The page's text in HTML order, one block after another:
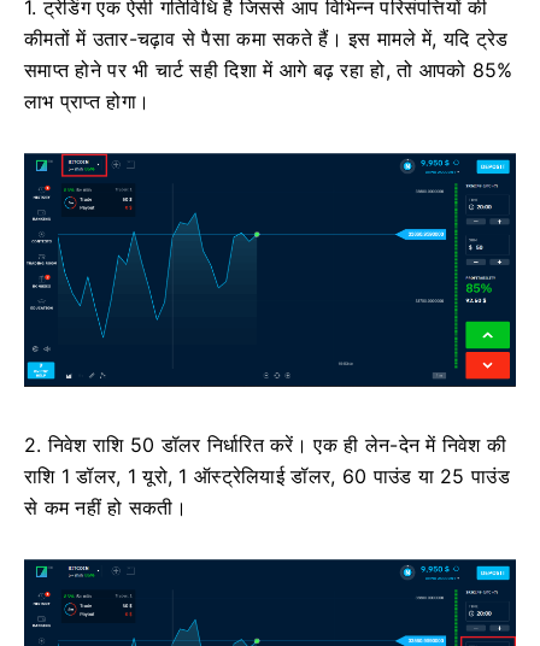
1. ट्रेडिंग एक ऐसी गतिविधि है जिससे आप विभिन्न परिसंपत्तियों की
कीमतों में उतार-चढ़ाव से पैसा कमा सकते हैं। इस मामले में, यदि ट्रेड
समाप्त होने पर भी चार्ट सही दिशा में आगे बढ़ रहा हो, तो आपको 85%
लाभ प्राप्त होगा।
2. निवेश राशि 50 डॉलर निर्धारित करें। एक ही लेन-देन में निवेश की
राशि 1 डॉलर, 1 यूरो, 1 ऑस्ट्रेलियाई डॉलर, 60 पाउंड या 25 पाउंड
से कम नहीं हो सकती।